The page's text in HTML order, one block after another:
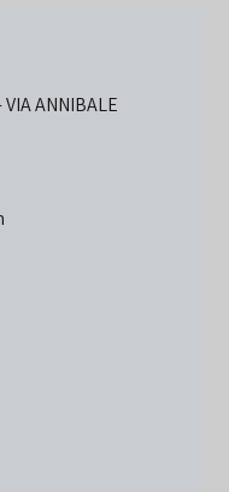
ANNIBALE
Invernale
Estivo